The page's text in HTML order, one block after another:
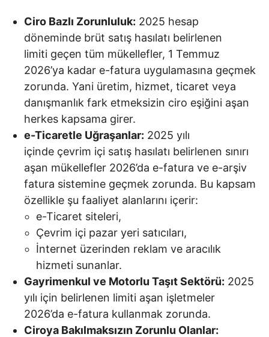
Ciro Bazlı Zorunluluk: 2025 hesap
döneminde brüt satış hasılatı belirlenen
limiti geçen tüm mükellefler, 1 Temmuz
2026’ya kadar e-fatura uygulamasına geçmek
zorunda. Yani üretim, hizmet, ticaret veya
danışmanlık fark etmeksizin ciro eşiğini aşan
herkes kapsama girer.
e-Ticaretle Uğraşanlar: 2025 yılı
içinde çevrim içi satış hasılatı belirlenen sınırı
aşan mükellefler 2026’da e-fatura ve e-arşiv
fatura sistemine geçmek zorunda. Bu kapsam
özellikle şu faaliyet alanlarını içerir:
e-Ticaret siteleri,
Çevrim içi pazar yeri satıcıları,
İnternet üzerinden reklam ve aracılık
hizmeti sunanlar.
Gayrimenkul ve Motorlu Taşıt Sektörü: 2025
yılı için belirlenen limiti aşan işletmeler
2026’da e-fatura kullanmak zorunda.
Ciroya Bakılmaksızın Zorunlu Olanlar: